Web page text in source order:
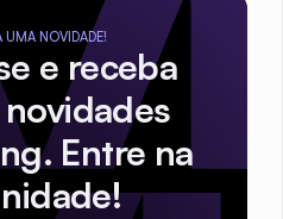
UMA NOVIDADE!
e receba
Entre na